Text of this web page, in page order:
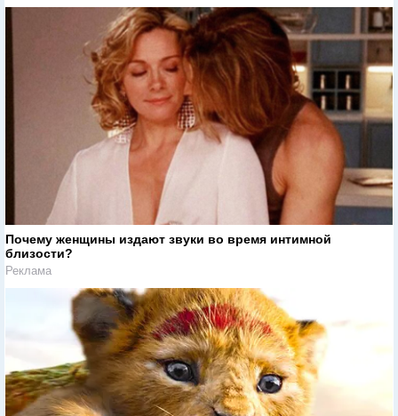
Почему женщины издают звуки во время интимной
близости?
Реклама